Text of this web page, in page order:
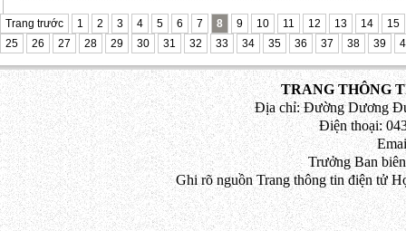
Trang trước 1 2 3 4 5 6 7 8 9 10 11 12 13 14
15
25
26 27 28 29 30 31 32 33 34 35 36 37 38 39
TRANG THÔNG
Địa chỉ: Đường Dương
Điện thoại:
Trưởng Ban
Ghi rõ nguồn Trang thông tin điện tử